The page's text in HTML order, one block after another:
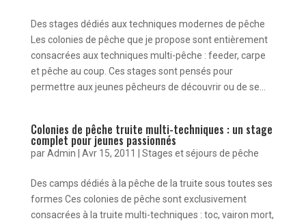
Des stages dédiés aux techniques modernes de pêche
Les colonies de pêche que je propose sont entièrement
consacrées aux techniques multi-pêche : feeder, carpe
et pêche au coup. Ces stages sont pensés pour
permettre aux jeunes pêcheurs de découvrir ou de se...
Colonies de pêche truite multi-techniques : un stage
complet pour jeunes passionnés
parAdmin Avr 15, 2011 Stages et séjours de pêche
Des camps dédiés à la pêche de la truite sous toutes ses
formes Ces colonies de pêche sont exclusivement
consacrées à la truite multi-techniques : toc, vairon mort,